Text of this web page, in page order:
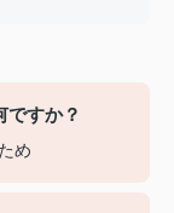
すか？
め